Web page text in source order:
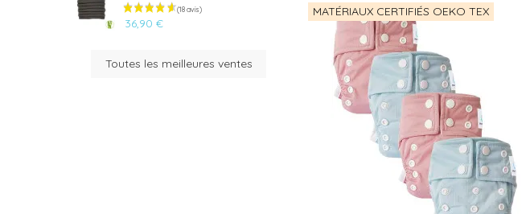
MATÉRIAUX CERTIFIÉS OEKO TEX
36,90 €
Toutes les meilleures ventes